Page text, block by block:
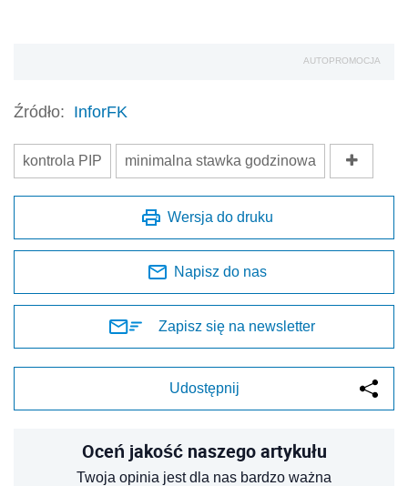
AUTOPROMOCJA
Źródło: InforFK
kontrola PIP minimalna stawka godzinowa
Wersja do druku
Napisz do nas
Zapisz się na newsletter
Udostępnij
Oceń jakość naszego artykułu
Twoja opinia jest dla nas bardzo ważna